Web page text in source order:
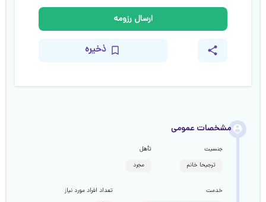
ارسال رزومه
ذخیره
مشخصات عمومی
جنسیت
ترجیحا خانم
تأهل
مجرد
خدمت
تعداد افراد مورد نیاز